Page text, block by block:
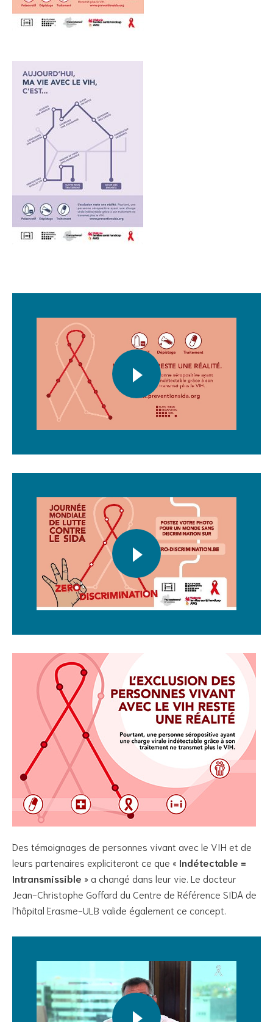
Des témoignages de personnes vivant avec le VIH et de
leurs partenaires expliciteront ce que « Indétectable =
Intransmissible » a changé dans leur vie. Le docteur
Jean-Christophe Goffard du Centre de Référence SIDA de
l’hôpital Erasme-ULB valide également ce concept.